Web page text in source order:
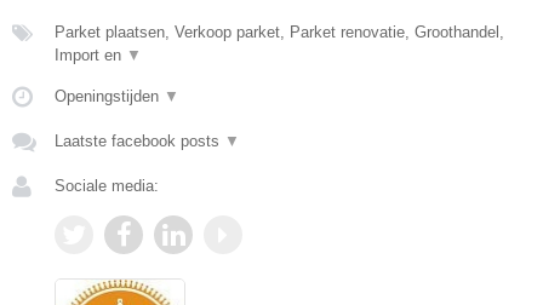
Parket plaatsen, Verkoop parket, Parket renovatie, Groothandel,
Import en ▼
Openingstijden ▼
Laatste facebook posts ▼
Sociale media: